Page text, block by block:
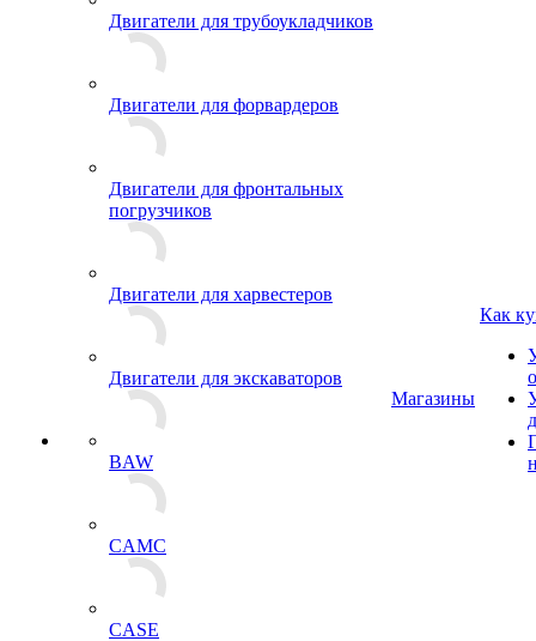
Двигатели для трубоукладчиков
Двигатели для форвардеров
Двигатели для фронтальных
погрузчиков
Двигатели для харвестеров
Двигатели для экскаваторов
BAW
CAMC
CASE
Магазины
Как